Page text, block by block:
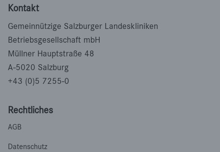
Kontakt
Gemeinnützige Salzburger Landeskliniken
Betriebsgesellschaft mbH
Müllner Hauptstraße 48
A-5020 Salzburg
+43 (0)5 7255-0
Rechtliches
AGB
Datenschutz